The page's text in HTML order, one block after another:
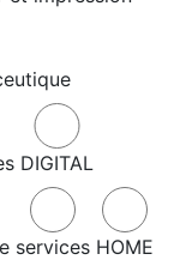
DIGITAL
services HOME